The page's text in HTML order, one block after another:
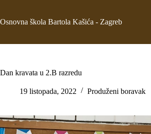
Osnovna škola Bartola Kašića - Zagreb
Dan kravata u 2.B razredu
19 listopada, 2022 Produženi boravak